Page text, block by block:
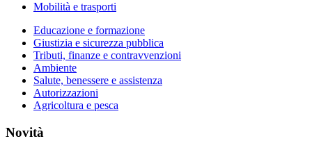
Mobilità e trasporti
Educazione e formazione
Giustizia e sicurezza pubblica
Tributi, finanze e contravvenzioni
Ambiente
Salute, benessere e assistenza
Autorizzazioni
Agricoltura e pesca
Novità